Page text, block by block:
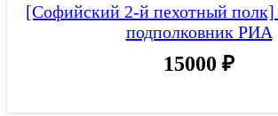
[Софийский 2-й пехотный
подполковник РИА
15000 ₽